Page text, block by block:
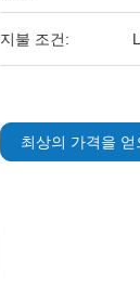
지불 조건:
최상의 가격을 얻